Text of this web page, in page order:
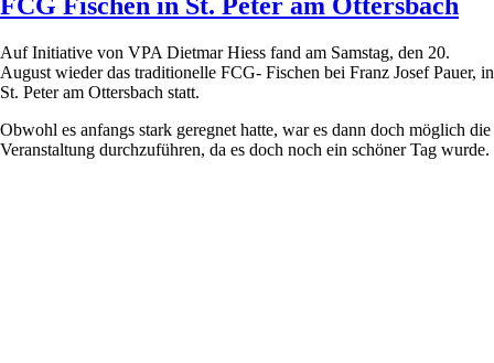
FCG Fischen in St. Peter am Ottersbach
Auf Initiative von VPA Dietmar Hiess fand am Samstag, den 20.
August wieder das traditionelle FCG- Fischen bei Franz Josef Pauer, in
St. Peter am Ottersbach statt.
Obwohl es anfangs stark geregnet hatte, war es dann doch möglich die
Veranstaltung durchzuführen, da es doch noch ein schöner Tag wurde.